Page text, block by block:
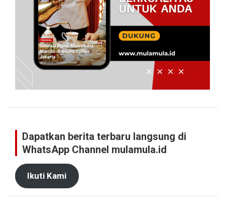
Dapatkan berita terbaru langsung di
WhatsApp Channel mulamula.id
Ikuti Kami